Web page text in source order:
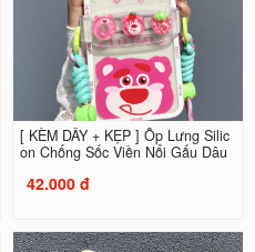
[ KÈM DÂY + KẸP ] Ốp Lưng Silic
on Chống Sốc Viền Nổi Gấu Dâu
42.000 đ